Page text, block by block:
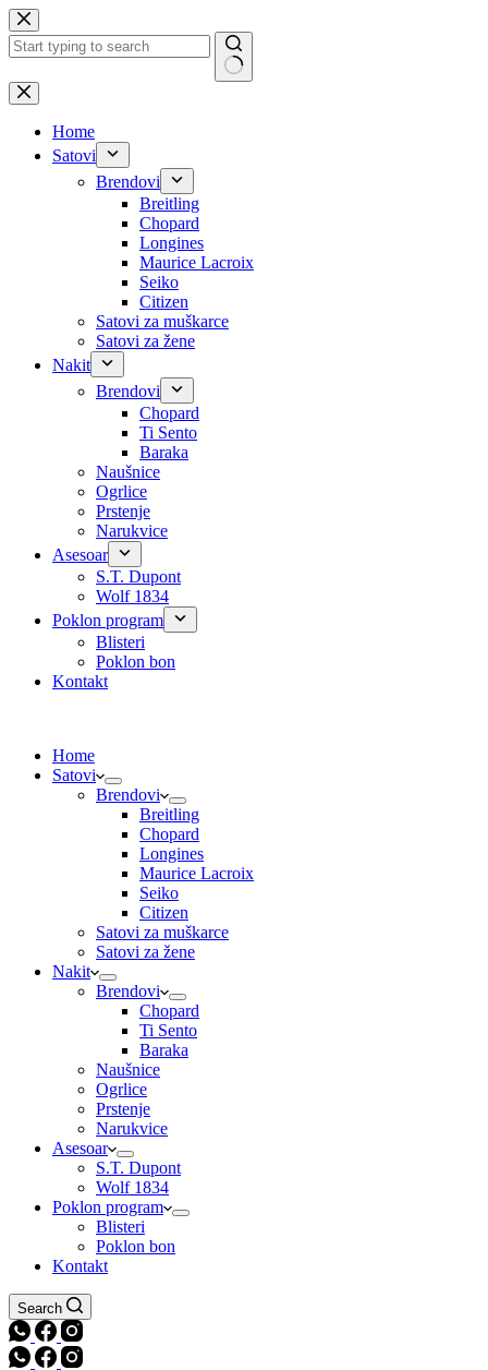
Skip
to
content
No
results
Home
Satovi
Brendovi
Breitling
Chopard
Longines
Maurice Lacroix
Seiko
Citizen
Satovi za muškarce
Satovi za žene
Nakit
Brendovi
Chopard
Ti Sento
Baraka
Naušnice
Ogrlice
Prstenje
Narukvice
Asesoar
S.T. Dupont
Wolf 1834
Poklon program
Blisteri
Poklon bon
Kontakt
Home
Satovi
Brendovi
Breitling
Chopard
Longines
Maurice Lacroix
Seiko
Citizen
Satovi za muškarce
Satovi za žene
Nakit
Brendovi
Chopard
Ti Sento
Baraka
Naušnice
Ogrlice
Prstenje
Narukvice
Asesoar
S.T. Dupont
Wolf 1834
Poklon program
Blisteri
Poklon bon
Kontakt
Search